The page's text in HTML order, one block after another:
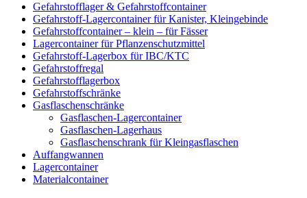
Gefahrstofflager & Gefahrstoffcontainer
Gefahrstoff-Lagercontainer für Kanister, Kleingebinde
Gefahrstoffcontainer – klein – für Fässer
Lagercontainer für Pflanzenschutzmittel
Gefahrstoff-Lagerbox für IBC/KTC
Gefahrstoffregal
Gefahrstofflagerbox
Gefahrstoffschränke
Gasflaschenschränke
Gasflaschen-Lagercontainer
Gasflaschen-Lagerhaus
Gasflaschenschrank für Kleingasflaschen
Auffangwannen
Lagercontainer
Materialcontainer